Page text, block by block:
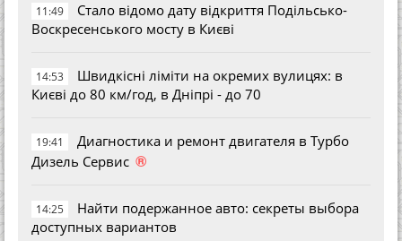
11:49
Стало відомо дату відкриття Подільсько-
Воскресенського мосту в Києві
14:53
Швидкісні ліміти на окремих вулицях: в
Києві до 80 км/год, в Дніпрі - до 70
19:41
Диагностика и ремонт двигателя в Турбо
Дизель Сервис ®
14:25
Найти подержанное авто: секреты выбора
доступных вариантов